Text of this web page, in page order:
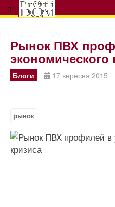
Рынок ПВХ
экономического
Блоги 17 вересня 2015
рынок